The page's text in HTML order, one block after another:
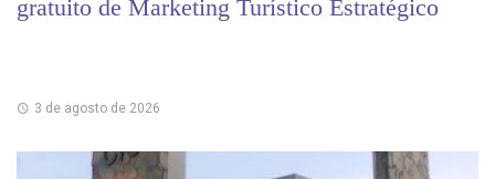
gratuito de Marketing Turístico Estratégico
3 de agosto de 2026